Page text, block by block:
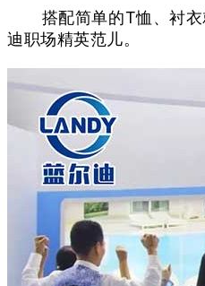
搭配简单的T恤、衬
迪职场精英范儿。